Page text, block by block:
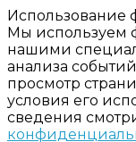
Использование
Мы используем
нашими
анализа
просмотр
условия его
сведения